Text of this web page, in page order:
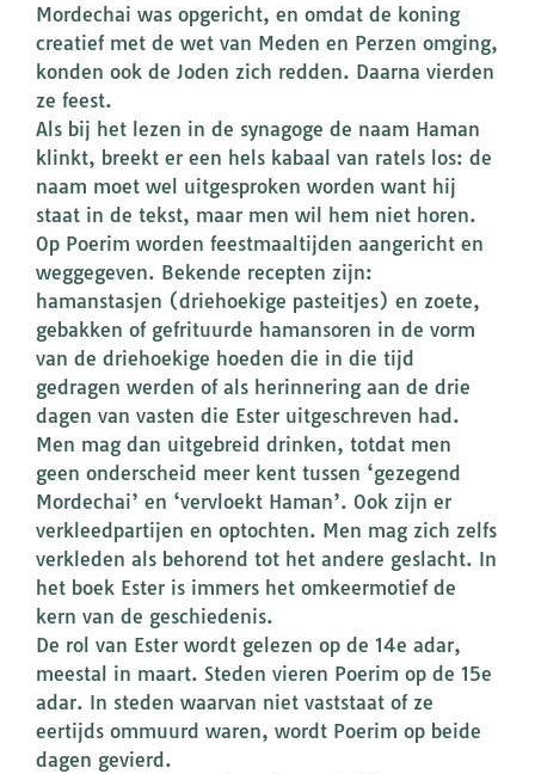
Mordechai was opgericht, en omdat de koning
creatief met de wet van Meden en Perzen omging,
konden ook de Joden zich redden. Daarna vierden
ze feest.
Als bij het lezen in de synagoge de naam Haman
klinkt, breekt er een hels kabaal van ratels los: de
naam moet wel uitgesproken worden want hij
staat in de tekst, maar men wil hem niet horen.
Op Poerim worden feestmaaltijden aangericht en
weggegeven. Bekende recepten zijn:
hamanstasjen (driehoekige pasteitjes) en zoete,
gebakken of gefrituurde hamansoren in de vorm
van de driehoekige hoeden die in die tijd
gedragen werden of als herinnering aan de drie
dagen van vasten die Ester uitgeschreven had.
Men mag dan uitgebreid drinken, totdat men
geen onderscheid meer kent tussen ‘gezegend
Mordechai’ en ‘vervloekt Haman’. Ook zijn er
verkleedpartijen en optochten. Men mag zich zelfs
verkleden als behorend tot het andere geslacht. In
het boek Ester is immers het omkeermotief de
kern van de geschiedenis.
De rol van Ester wordt gelezen op de 14e adar,
meestal in maart. Steden vieren Poerim op de 15e
adar. In steden waarvan niet vaststaat of ze
eertijds ommuurd waren, wordt Poerim op beide
dagen gevierd.